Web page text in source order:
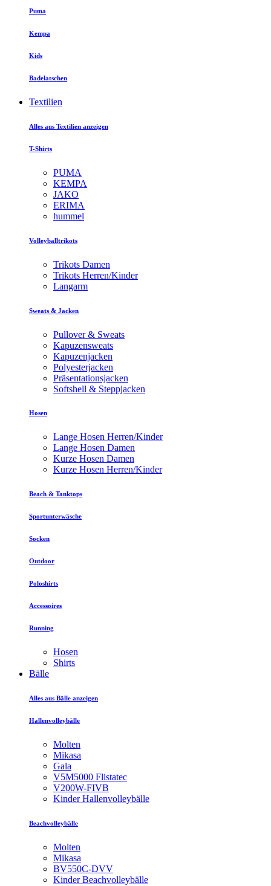
Puma
Kempa
Kids
Badelatschen
Textilien
Alles aus Textilien anzeigen
T-Shirts
PUMA
KEMPA
JAKO
ERIMA
hummel
Volleyballtrikots
Trikots Damen
Trikots Herren/Kinder
Langarm
Sweats & Jacken
Pullover & Sweats
Kapuzensweats
Kapuzenjacken
Polyesterjacken
Präsentationsjacken
Softshell & Steppjacken
Hosen
Lange Hosen Herren/Kinder
Lange Hosen Damen
Kurze Hosen Damen
Kurze Hosen Herren/Kinder
Beach & Tanktops
Sportunterwäsche
Socken
Outdoor
Poloshirts
Accessoires
Running
Hosen
Shirts
Bälle
Alles aus Bälle anzeigen
Hallenvolleybälle
Molten
Mikasa
Gala
V5M5000 Flistatec
V200W-FIVB
Kinder Hallenvolleybälle
Beachvolleybälle
Molten
Mikasa
BV550C-DVV
Kinder Beachvolleybälle